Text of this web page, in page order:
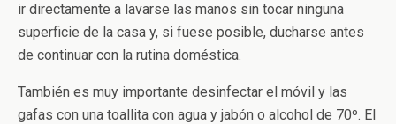
ir directamente a lavarse las manos sin tocar ninguna
superficie de la casa y, si fuese posible, ducharse antes
de continuar con la rutina doméstica.
También es muy importante desinfectar el móvil y las
gafas con una toallita con agua y jabón o alcohol de 70º. El